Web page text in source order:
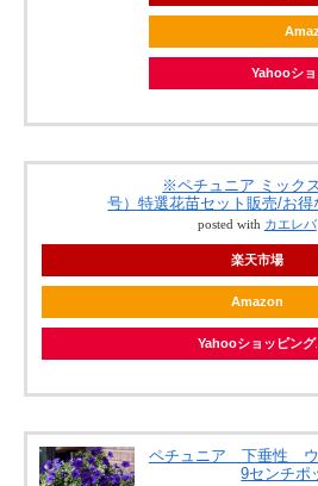
Yahooシ
※ペチュニア ミック
号）特選花苗セット販売/お得
posted with カエレバ
楽天市場
Amazon
Yahooショッピング
ペチュニア 下垂性
9センチ